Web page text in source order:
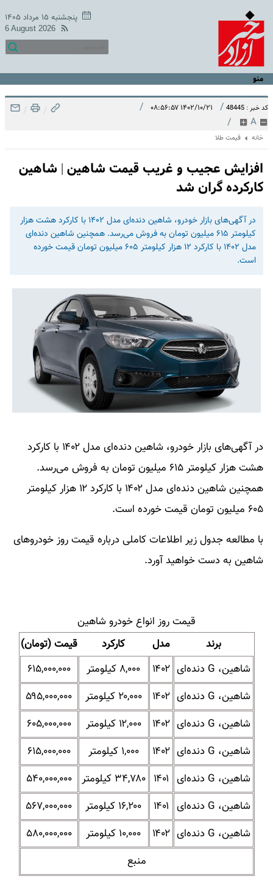
پنجشنبه ۱۵ مرداد ۱۴۰۵
6 August 2026
منو
کد خبر : 48445 / ۱۴۰۲/۱۰/۲۱ ۰۸:۵۶:۵۷ /
A
/
/
/
خانه قیمت طلا
افزایش عجیب و غریب قیمت شاهین | شاهین
کارکرده گران شد
در آگهی‌های بازار خودرو، شاهین دنده‌ای مدل ۱۴۰۲ با کارکرد هشت هزار
کیلومتر ۶۱۵ میلیون تومان به فروش می‌رسد. همچنین شاهین دنده‌ای
مدل ۱۴۰۲ با کارکرد ۱۲ هزار کیلومتر ۶۰۵ میلیون تومان قیمت خورده
است.
در آگهی‌های بازار خودرو، شاهین دنده‌ای مدل ۱۴۰۲ با کارکرد
هشت هزار کیلومتر ۶۱۵ میلیون تومان به فروش می‌رسد.
همچنین شاهین دنده‌ای مدل ۱۴۰۲ با کارکرد ۱۲ هزار کیلومتر
۶۰۵ میلیون تومان قیمت خورده است.
با مطالعه جدول زیر اطلاعات کاملی درباره قیمت روز خودروهای
شاهین به دست خواهید آورد.
قیمت روز انواع خودرو شاهین
برند
مدل کارکرد
قیمت (تومان)
شاهین، G دنده‌ای
۱۴۰۲ ۸,۰۰۰ کیلومتر
۶۱۵,۰۰۰,۰۰۰
شاهین، G دنده‌ای
۱۴۰۲ ۲۰,۰۰۰ کیلومتر
۵۹۵,۰۰۰,۰۰۰
شاهین، G دنده‌ای
۱۴۰۲ ۱۲,۰۰۰ کیلومتر
۶۰۵,۰۰۰,۰۰۰
شاهین، G دنده‌ای
۱۴۰۲ ۱,۰۰۰ کیلومتر
۶۱۵,۰۰۰,۰۰۰
شاهین، G دنده‌ای
۱۴۰۱ ۳۴,۷۸۰ کیلومتر
۵۴۰,۰۰۰,۰۰۰
شاهین، G دنده‌ای
۱۴۰۱ ۱۶,۲۰۰ کیلومتر
۵۶۷,۰۰۰,۰۰۰
شاهین، G دنده‌ای
۱۴۰۲ ۱۰,۰۰۰ کیلومتر
۵۸۰,۰۰۰,۰۰۰
منبع